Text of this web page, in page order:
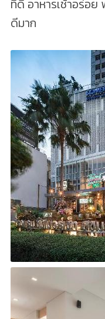
ที่ดี อาหารเช้าอร่อย
ดีมาก